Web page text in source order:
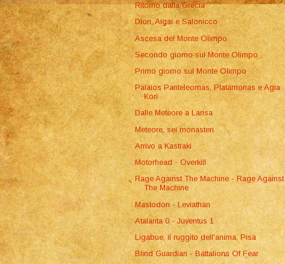
Ritorno dalla Grecia
Dion, Aigai e Salonicco
Ascesa del Monte Olimpo
Secondo giorno sul Monte Olimpo
Primo giorno sul Monte Olimpo
Palaios Panteleomas, Platamonas e Agia
Kori
Dalle Meteore a Larisa
Meteore, sei monasteri
Arrivo a Kastraki
Motorhead - Overkill
Rage Against The Machine - Rage Against
The Machine
Mastodon - Leviathan
Atalanta 0 - Juventus 1
Ligabue, il ruggito dell'anima, Pisa
Blind Guardian - Battalions Of Fear